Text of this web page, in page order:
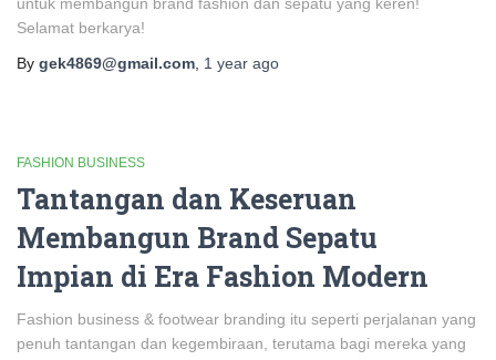
Selamat berkarya!
By gek4869@gmail.com 1 year ago
FASHION BUSINESS
Tantangan dan Keseruan
Membangun Brand Sepatu
Impian di Era Fashion Modern
Fashion business & footwear branding itu seperti perjalanan yang
penuh tantangan dan kegembiraan, terutama bagi mereka yang